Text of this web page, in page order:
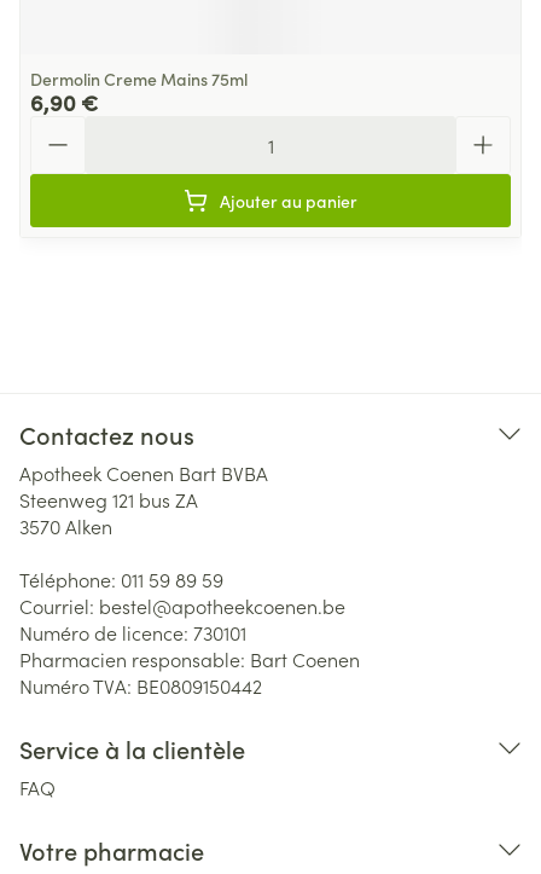
Dermolin Creme Mains 75ml
6,90 €
Ajouter au panier
Contactez nous
Apotheek Coenen Bart BVBA
Steenweg 121 bus ZA
3570Alken
Téléphone: 011 59 89 59
Courriel: bestel@apotheekcoenen.be
Numéro de licence: 730101
Pharmacien responsable: Bart Coenen
Numéro TVA: BE0809150442
Service à la clientèle
FAQ
Votre pharmacie